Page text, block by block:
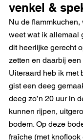
venkel &
Nu de
weet wat ik allemaal
dit heerlijke gerecht
zetten en daarbij
Uiteraard heb ik met
gist een deeg
deeg zo’n 20 uur in
kunnen rijpen,
bodem. Op deze
fraîche (met